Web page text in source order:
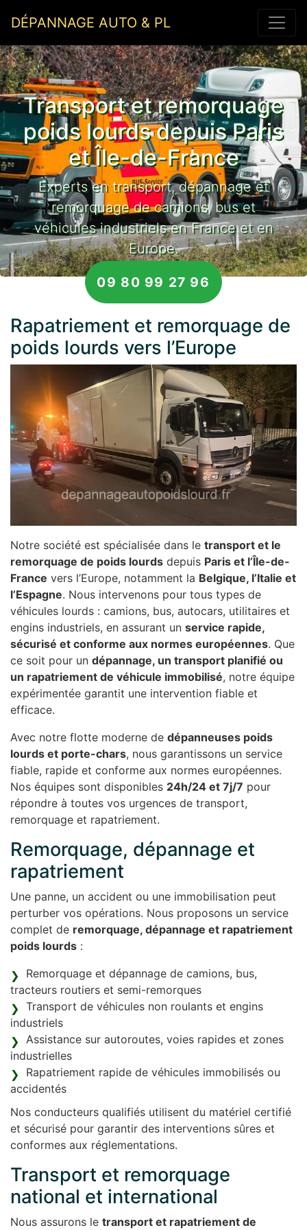
DÉPANNAGE AUTO & PL
Transport et remorquage
poids lourds depuis Paris
et Île-de-France
Experts en transport, dépannage et
remorquage de camions, bus et
véhicules industriels en France et en
Europe.
09 80 99 27 96
Rapatriement et remorquage de
poids lourds vers l’Europe
Notre société est spécialisée dans le transport et le
remorquage de poids lourds depuis Paris et l’Île-de-
France vers l’Europe, notamment la Belgique, l’Italie et
l’Espagne. Nous intervenons pour tous types de
véhicules lourds : camions, bus, autocars, utilitaires et
engins industriels, en assurant un service rapide,
sécurisé et conforme aux normes européennes. Que
ce soit pour un dépannage, un transport planifié ou
un rapatriement de véhicule immobilisé, notre équipe
expérimentée garantit une intervention fiable et
efficace.
Avec notre flotte moderne de dépanneuses poids
lourds et porte-chars, nous garantissons un service
fiable, rapide et conforme aux normes européennes.
Nos équipes sont disponibles 24h/24 et 7j/7 pour
répondre à toutes vos urgences de transport,
remorquage et rapatriement.
Remorquage, dépannage et
rapatriement
Une panne, un accident ou une immobilisation peut
perturber vos opérations. Nous proposons un service
complet de remorquage, dépannage et rapatriement
poids lourds :
Remorquage et dépannage de camions, bus,
tracteurs routiers et semi-remorques
Transport de véhicules non roulants et engins
industriels
Assistance sur autoroutes, voies rapides et zones
industrielles
Rapatriement rapide de véhicules immobilisés ou
accidentés
Nos conducteurs qualifiés utilisent du matériel certifié
et sécurisé pour garantir des interventions sûres et
conformes aux réglementations.
Transport et remorquage
national et international
Nous assurons le transport et rapatriement de